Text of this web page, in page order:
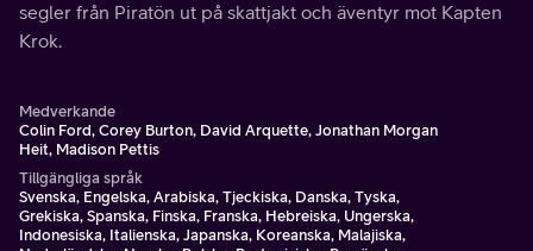
segler från Piratön ut på skattjakt och äventyr mot Kapten
Krok.
Medverkande
Colin Ford, Corey Burton, David Arquette, Jonathan Morgan
Heit, Madison Pettis
Tillgängliga språk
Svenska, Engelska, Arabiska, Tjeckiska, Danska, Tyska,
Grekiska, Spanska, Finska, Franska, Hebreiska, Ungerska,
Indonesiska, Italienska, Japanska, Koreanska, Malajiska,